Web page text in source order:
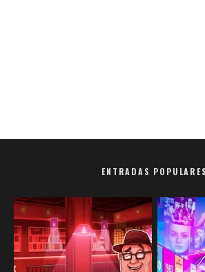
ENTRADAS POPULARES